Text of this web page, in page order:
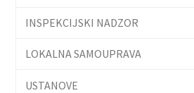
INSPEKCIJSKI NADZOR
LOKALNA SAMOUPRAVA
USTANOVE